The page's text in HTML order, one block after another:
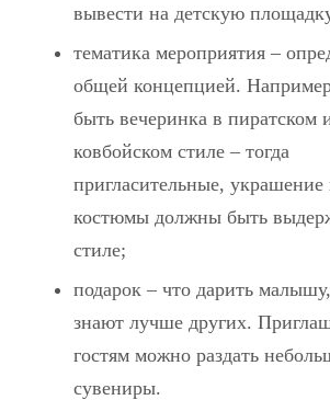
вывести на детскую
тематика мероприятия –
общей концепцией.
быть вечеринка в пиратском
ковбойском стиле – тогда
пригласительные, украшение
костюмы должны быть
стиле;
подарок – что дарить
знают лучше других.
гостям можно раздать
сувениры.